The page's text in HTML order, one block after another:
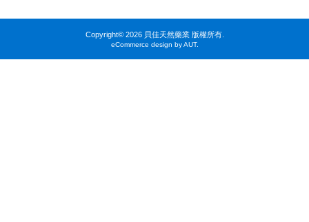
Copyright© 2026 貝佳天然藥業 版權所有.
eCommerce design by AUT.